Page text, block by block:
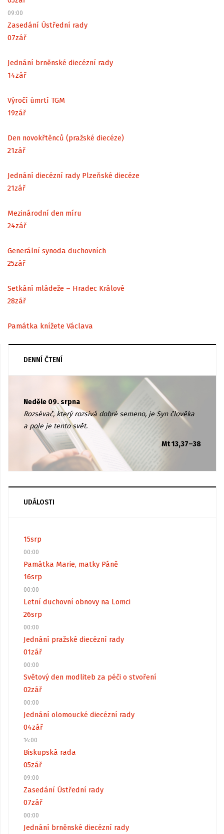
09:00
Zasedání Ústřední rady
07zář
Jednání brněnské diecézní rady
14zář
Výročí úmrtí TGM
19zář
Den novokřtěnců (pražské diecéze)
21zář
Jednání diecézní rady Plzeňské diecéze
21zář
Mezinárodní den míru
24zář
Generální synoda duchovních
25zář
Setkání mládeže – Hradec Králové
28zář
Památka knížete Václava
DENNÍ ČTENÍ
Neděle 09. srpna
Rozsévač, který rozsívá dobré semeno, je Syn člověka
a pole je tento svět.
Mt 13,37–38
UDÁLOSTI
15srp
00:00
Památka Marie, matky Páně
16srp
00:00
Letní duchovní obnovy na Lomci
26srp
00:00
Jednání pražské diecézní rady
01zář
00:00
Světový den modliteb za péči o stvoření
02zář
00:00
Jednání olomoucké diecézní rady
04zář
14:00
Biskupská rada
05zář
09:00
Zasedání Ústřední rady
07zář
00:00
Jednání brněnské diecézní rady